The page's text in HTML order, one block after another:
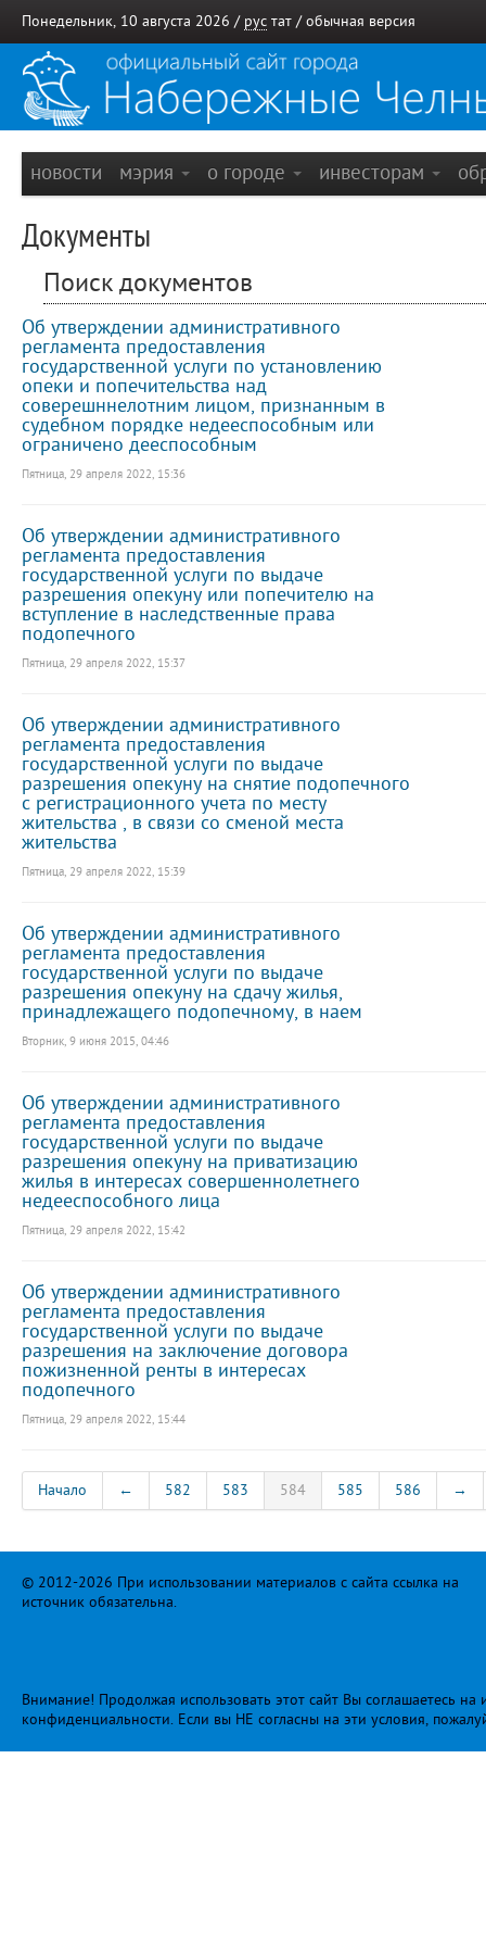
Понедельник, 10 августа 2026 / рус тат / обычная версия
новости мэрия о городе инвесторам
Документы
Поиск документов
Об утверждении административного
регламента предоставления
государственной услуги по установлению
опеки и попечительства над
соверешннелотним лицом, признанным в
судебном порядке недееспособным или
ограничено дееспособным
Пятница, 29 апреля 2022, 15:36
Об утверждении административного
регламента предоставления
государственной услуги по выдаче
разрешения опекуну или попечителю на
вступление в наследственные права
подопечного
Пятница, 29 апреля 2022, 15:37
Об утверждении административного
регламента предоставления
государственной услуги по выдаче
разрешения опекуну на снятие подопечного
с регистрационного учета по месту
жительства , в связи со сменой места
жительства
Пятница, 29 апреля 2022, 15:39
Об утверждении административного
регламента предоставления
государственной услуги по выдаче
разрешения опекуну на сдачу жилья,
принадлежащего подопечному, в наем
Вторник, 9 июня 2015, 04:46
Об утверждении административного
регламента предоставления
государственной услуги по выдаче
разрешения опекуну на приватизацию
жилья в интересах совершеннолетнего
недееспособного лица
Пятница, 29 апреля 2022, 15:42
Об утверждении административного
регламента предоставления
государственной услуги по выдаче
разрешения на заключение договора
пожизненной ренты в интересах
подопечного
Пятница, 29 апреля 2022, 15:44
Начало ← 582 583 584 585 586 →
© 2012-2026 При использовании материалов с сайта ссылка на
источник обязательна.
Внимание! Продолжая использовать этот сайт Вы соглашаетесь
конфиденциальности. Если вы НЕ согласны на эти условия,